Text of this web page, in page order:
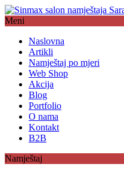
Meni
Naslovna
Artikli
Namještaj po mjeri
Web Shop
Akcija
Blog
Portfolio
O nama
Kontakt
B2B
Namještaj